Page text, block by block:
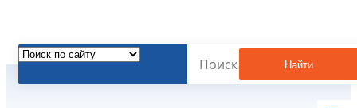
Найти